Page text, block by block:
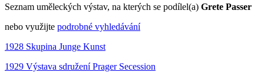
Seznam uměleckých výstav, na kterých se podílel(a) Grete Passer
nebo využijte podrobné vyhledávání
1928 Skupina Junge Kunst
1929 Výstava sdružení Prager Secession